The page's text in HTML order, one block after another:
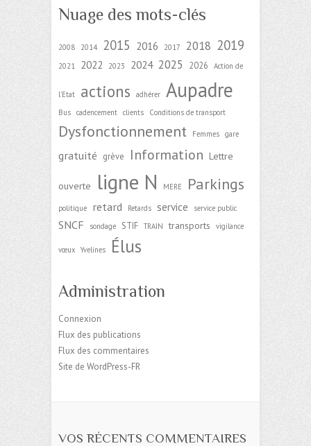
Nuage des mots-clés
2008 2014 2015 2016 2017 2018 2019
2021 2022 2023 2024 2025 2026 Action de
l'Etat actions adhérer Aupadre
Bus cadencement clients Conditions de transport
Dysfonctionnement Femmes gare
gratuité grève Information Lettre
ouverte ligne N MERE Parkings
politique retard Retards service service public
SNCF sondage STIF TRAIN transports vigilance
vœux Yvelines Élus
Administration
Connexion
Flux des publications
Flux des commentaires
Site de WordPress-FR
VOS RÉCENTS COMMENTAIRES